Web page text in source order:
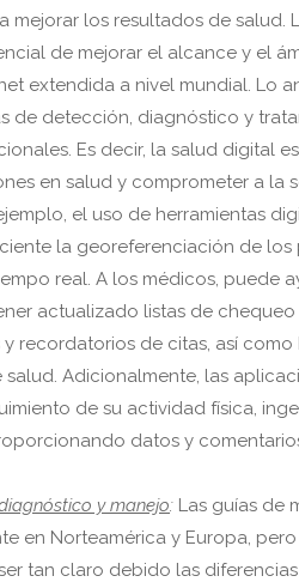
mejorar los resultados de salud.
de mejorar el alcance y el
extendida a nivel mundial. Lo
de detección, diagnóstico y
Es decir, la salud digital
en salud y comprometer a
el uso de herramientas
la georeferenciación de
real. A los médicos, puede
actualizado listas de
y recordatorios de citas, así
Adicionalmente, las
de su actividad física,
datos y
y manejo: Las guías de
en Norteamérica y Europa,
tan claro debido las